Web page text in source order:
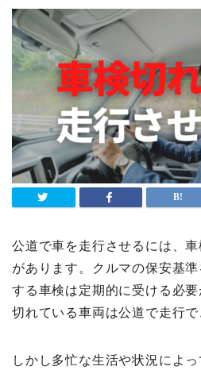
公道で車を走行させるには、
があります。クルマの保安基
する車検は定期的に受ける必
切れている車両は公道で走行で
しかし多忙な生活や状況によ